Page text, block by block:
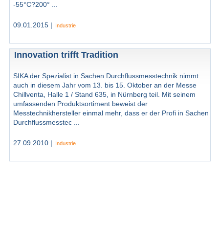
-55°C?200° ...
09.01.2015 | Industrie
Innovation trifft Tradition
SIKA der Spezialist in Sachen Durchflussmesstechnik nimmt
auch in diesem Jahr vom 13. bis 15. Oktober an der Messe
Chillventa, Halle 1 / Stand 635, in Nürnberg teil. Mit seinem
umfassenden Produktsortiment beweist der
Messtechnikhersteller einmal mehr, dass er der Profi in Sachen
Durchflussmesstec ...
27.09.2010 | Industrie